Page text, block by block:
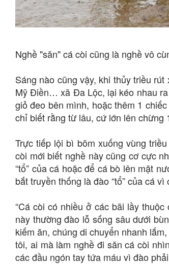
Nghề "săn" cá còi cũng là nghề vô
Sáng nào cũng vậy, khi thủy triều
Mỹ Điền… xã Đa Lộc, lại kéo nhau ra
giỏ đeo bên mình, hoặc thêm 1
chỉ biết rằng từ lâu, cứ lớn lên chừng
Trực tiếp lội bì bõm xuống vùng
còi mới biết nghề này cũng cơ cực
“tổ” của cá hoặc để cá bò lên mặt
bắt truyền thống là đào “tổ” của cá
“Cá còi có nhiều ở các bãi lầy
này thường đào lỗ sống sâu dưới
kiếm ăn, chúng di chuyển nhanh
tôi, ai mà làm nghề đi săn cá còi
các đầu ngón tay tứa máu vì đào